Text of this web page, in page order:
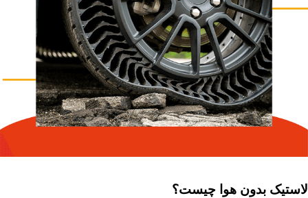
لاستیک بدون هوا چیست؟